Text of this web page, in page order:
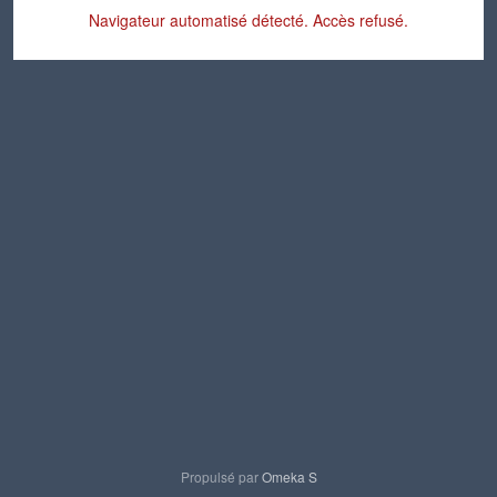
Navigateur automatisé détecté. Accès refusé.
Propulsé parOmeka S